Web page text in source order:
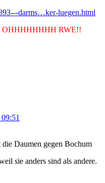
darms…ker-luegen.html
OHHHHHHHH RWE!!
Daumen gegen Bochum
sie anders sind als andere.